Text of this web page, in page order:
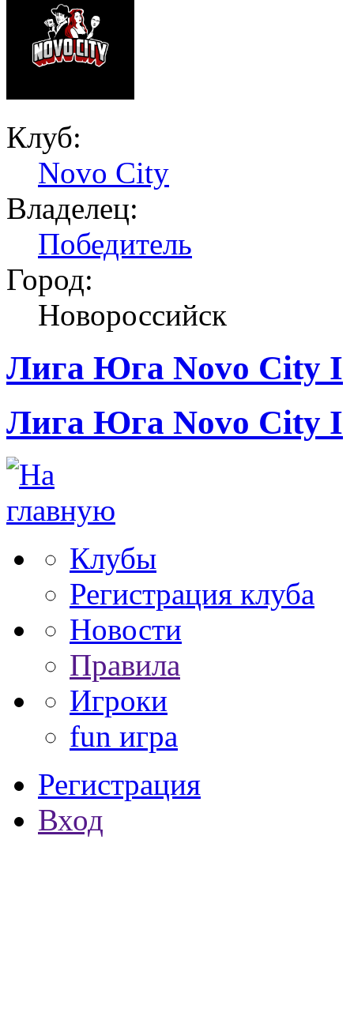
Клуб:
Novo City
Владелец:
Победитель
Город:
Новороссийск
Лига Юга Novo City I
Лига Юга Novo City I
Клубы
Регистрация клуба
Новости
Правила
Игроки
fun игра
Регистрация
Вход